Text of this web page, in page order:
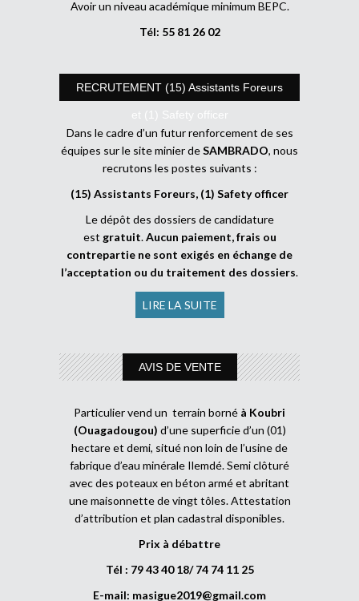
Avoir un niveau académique minimum BEPC.
Tél: 55 81 26 02
RECRUTEMENT (15) Assistants Foreurs
et (1) Safety officer
Dans le cadre d’un futur renforcement de ses
équipes sur le site minier deSAMBRADO, nous
recrutons les postes suivants :
(15) Assistants Foreurs, (1) Safety officer
Le dépôt des dossiers de candidature
est gratuit.Aucun paiement, frais ou
contrepartie ne sont exigés en échange de
l’acceptation ou du traitement des dossiers.
LIRE LA SUITE
AVIS DE VENTE
Particulier vend un terrain borné à Koubri
(Ouagadougou) d’une superficie d’un (01)
hectare et demi, situé non loin de l’usine de
fabrique d’eau minérale Ilemdé. Semi clôturé
avec des poteaux en béton armé et abritant
une maisonnette de vingt tôles. Attestation
d’attribution et plan cadastral disponibles.
Prix à débattre
Tél : 79 43 40 18/ 74 74 11 25
E-mail: masigue2019@gmail.com